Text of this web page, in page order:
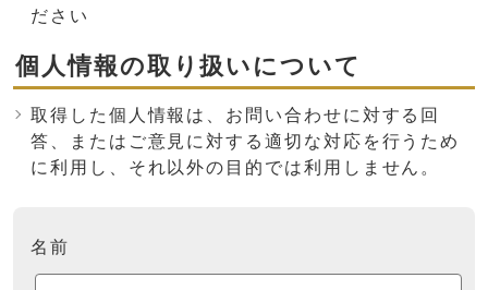
ださい
個人情報の取り扱いについて
取得した個人情報は、お問い合わせに対する回
答、またはご意見に対する適切な対応を行うため
に利用し、それ以外の目的では利用しません。
名前